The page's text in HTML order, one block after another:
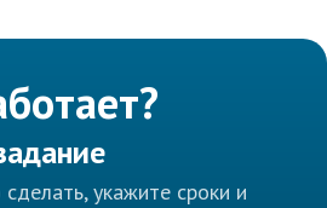
укажите сроки и